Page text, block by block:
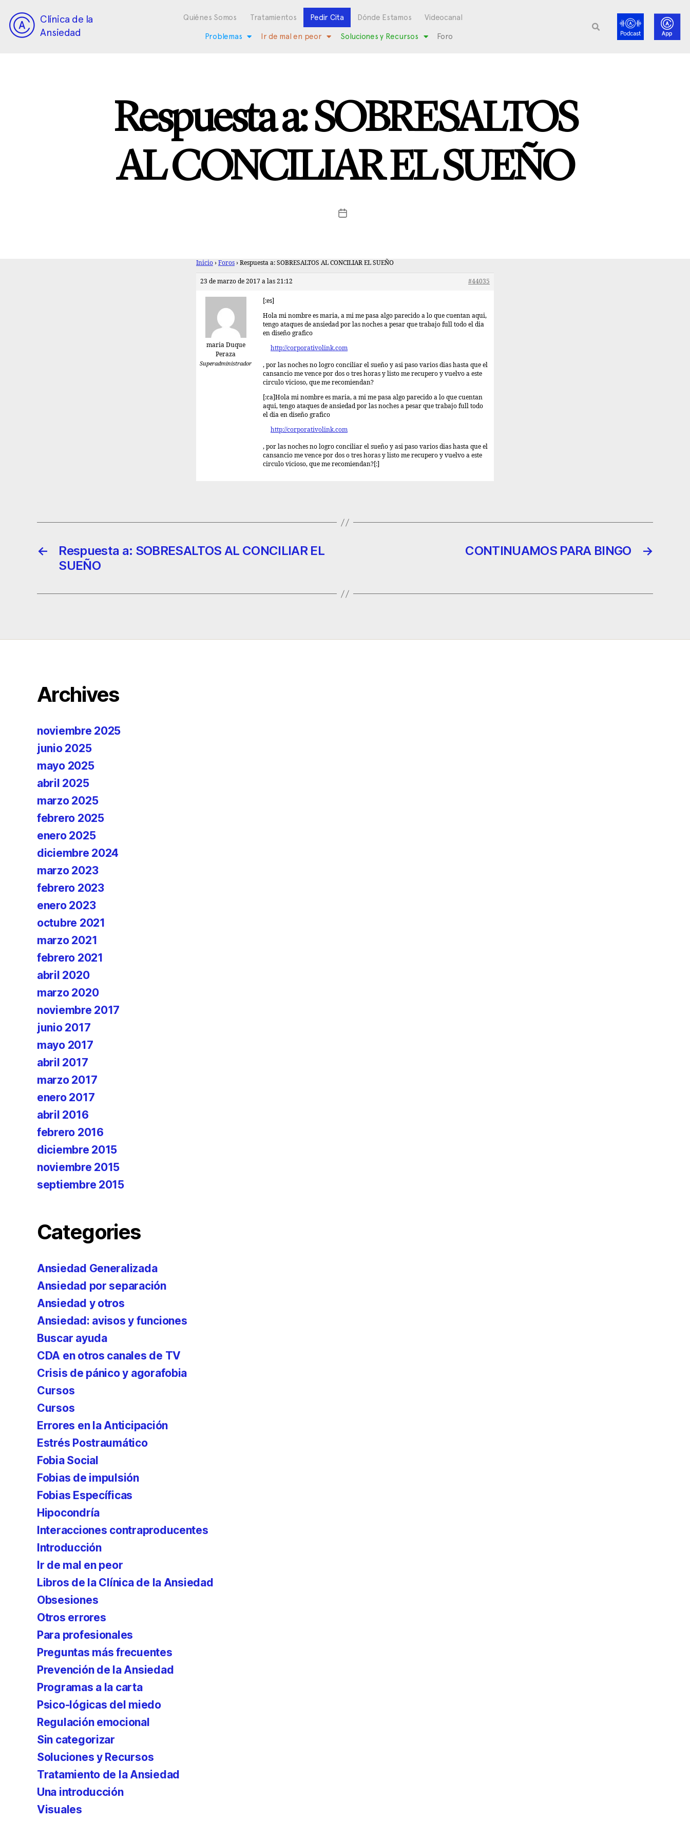
Clínica de la
Ansiedad
Quiénes Somos Tratamientos Pedir Cita Dónde Estamos Videocanal
Problemas Ir de mal en peor Soluciones y Recursos Foro
Respuesta a: SOBRESALTOS
AL CONCILIAR EL SUEÑO
Inicio › Foros › Respuesta a: SOBRESALTOS AL CONCILIAR EL SUEÑO
23 de marzo de 2017 a las 21:12 #44035
maria Duque
Peraza
Superadministrador
[:es]
Hola mi nombre es maria, a mi me pasa algo parecido a lo que cuentan aqui,
tengo ataques de ansiedad por las noches a pesar que trabajo full todo el dia
en diseño grafico
http://corporativolink.com
, por las noches no logro conciliar el sueño y asi paso varios dias hasta que el
cansancio me vence por dos o tres horas y listo me recupero y vuelvo a este
circulo vicioso, que me recomiendan?
[:ca]Hola mi nombre es maria, a mi me pasa algo parecido a lo que cuentan
aqui, tengo ataques de ansiedad por las noches a pesar que trabajo full todo
el dia en diseño grafico
http://corporativolink.com
, por las noches no logro conciliar el sueño y asi paso varios dias hasta que el
cansancio me vence por dos o tres horas y listo me recupero y vuelvo a este
circulo vicioso, que me recomiendan?[:]
←
Respuesta a: SOBRESALTOS AL CONCILIAR EL
SUEÑO
→
CONTINUAMOS PARA BINGO
Archives
noviembre 2025
junio 2025
mayo 2025
abril 2025
marzo 2025
febrero 2025
enero 2025
diciembre 2024
marzo 2023
febrero 2023
enero 2023
octubre 2021
marzo 2021
febrero 2021
abril 2020
marzo 2020
noviembre 2017
junio 2017
mayo 2017
abril 2017
marzo 2017
enero 2017
abril 2016
febrero 2016
diciembre 2015
noviembre 2015
septiembre 2015
Categories
Ansiedad Generalizada
Ansiedad por separación
Ansiedad y otros
Ansiedad: avisos y funciones
Buscar ayuda
CDA en otros canales de TV
Crisis de pánico y agorafobia
Cursos
Cursos
Errores en la Anticipación
Estrés Postraumático
Fobia Social
Fobias de impulsión
Fobias Específicas
Hipocondría
Interacciones contraproducentes
Introducción
Ir de mal en peor
Libros de la Clínica de la Ansiedad
Obsesiones
Otros errores
Para profesionales
Preguntas más frecuentes
Prevención de la Ansiedad
Programas a la carta
Psico-lógicas del miedo
Regulación emocional
Sin categorizar
Soluciones y Recursos
Tratamiento de la Ansiedad
Una introducción
Visuales